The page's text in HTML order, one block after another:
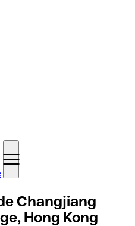
Changjiang
Hong Kong